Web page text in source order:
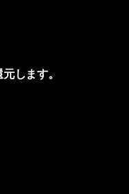
します。